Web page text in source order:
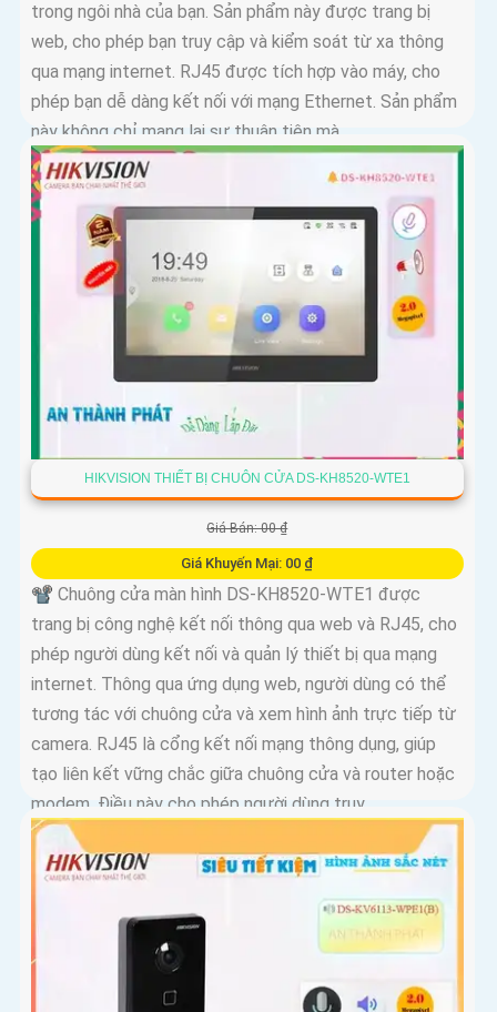
trong ngôi nhà của bạn. Sản phẩm này được trang bị
web, cho phép bạn truy cập và kiểm soát từ xa thông
qua mạng internet. RJ45 được tích hợp vào máy, cho
phép bạn dễ dàng kết nối với mạng Ethernet. Sản phẩm
này không chỉ mang lại sự thuận tiện mà
HIKVISION THIẾT BỊ CHUÔN CỬA DS-KH8520-WTE1
Giá Bán: 00 ₫
Giá Khuyến Mại: 00 ₫
📽 Chuông cửa màn hình DS-KH8520-WTE1 được
trang bị công nghệ kết nối thông qua web và RJ45, cho
phép người dùng kết nối và quản lý thiết bị qua mạng
internet. Thông qua ứng dụng web, người dùng có thể
tương tác với chuông cửa và xem hình ảnh trực tiếp từ
camera. RJ45 là cổng kết nối mạng thông dụng, giúp
tạo liên kết vững chắc giữa chuông cửa và router hoặc
modem. Điều này cho phép người dùng truy